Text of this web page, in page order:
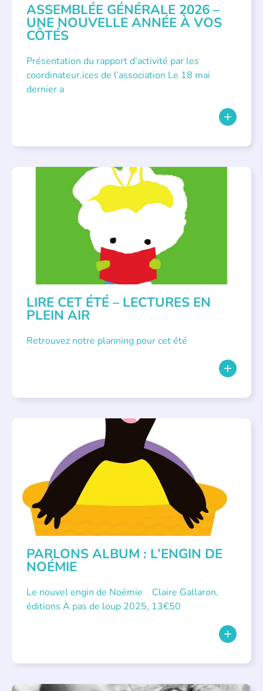
ASSEMBLÉE GÉNÉRALE 2026 –
UNE NOUVELLE ANNÉE À VOS
CÔTÉS
Présentation du rapport d’activité par les
coordinateur.ices de l’association Le 18 mai
dernier a
BIBLIOTHÈQUES ÉVÉNEMENTS , LECTURE INDIVIDUALISÉE
LITTÉRATURE JEUNESSE
LIRE CET ÉTÉ – LECTURES EN
PLEIN AIR
Retrouvez notre planning pour cet été
PARLONS ALBUM : L’ENGIN DE
NOÉMIE
Le nouvel engin de Noémie Claire Gallaron,
éditions À pas de loup 2025, 13€50